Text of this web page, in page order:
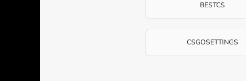
BESTCS
CSGOSETTINGS